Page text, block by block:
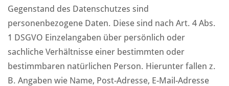
Gegenstand des Datenschutzes sind
personenbezogene Daten. Diese sind nach Art. 4 Abs.
1 DSGVO Einzelangaben über persönlich oder
sachliche Verhältnisse einer bestimmten oder
bestimmbaren natürlichen Person. Hierunter fallen z.
B. Angaben wie Name, Post-Adresse, E-Mail-Adresse